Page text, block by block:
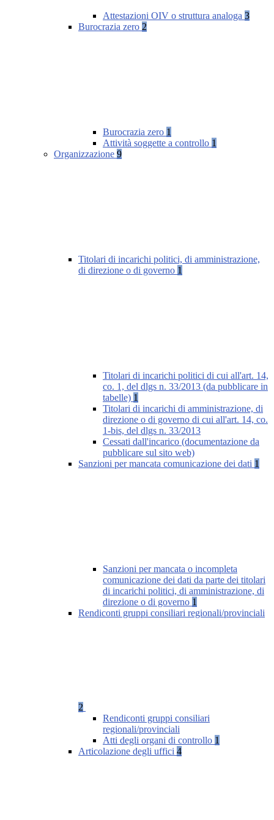
Attestazioni OIV o struttura analoga 3
Burocrazia zero 2
Burocrazia zero 1
Attività soggette a controllo 1
Organizzazione 9
Titolari di incarichi politici, di amministrazione,
di direzione o di governo 1
Titolari di incarichi politici di cui all'art. 14,
co. 1, del dlgs n. 33/2013 (da pubblicare in
tabelle) 1
Titolari di incarichi di amministrazione, di
direzione o di governo di cui all'art. 14, co.
1-bis, del dlgs n. 33/2013
Cessati dall'incarico (documentazione da
pubblicare sul sito web)
Sanzioni per mancata comunicazione dei dati 1
Sanzioni per mancata o incompleta
comunicazione dei dati da parte dei titolari
di incarichi politici, di amministrazione, di
direzione o di governo 1
Rendiconti gruppi consiliari regionali/provinciali
2
Rendiconti gruppi consiliari
regionali/provinciali
Atti degli organi di controllo 1
Articolazione degli uffici 4